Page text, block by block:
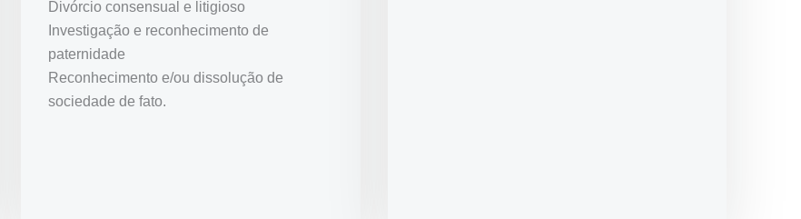
Divórcio consensual e litigioso
Investigação e reconhecimento de
paternidade
Reconhecimento e/ou dissolução de
sociedade de fato.